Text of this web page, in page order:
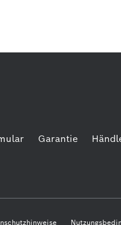
Garantie